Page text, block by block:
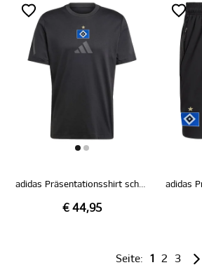
adidas Präsentationsshirt schwarz 26/27
€ 44,95
Seite: 1 2 3